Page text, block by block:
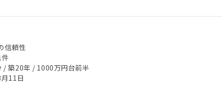
信頼性
/ 築20年 / 1000万円台前半
11日